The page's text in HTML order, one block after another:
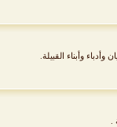
وأبناء القبيلة.